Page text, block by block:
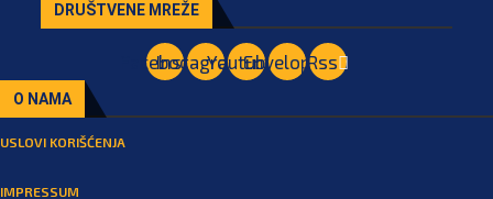
DRUŠTVENE MREŽE
Facebook
Instagram
YoutubeEnvelopeRss
O NAMA
USLOVI KORIŠĆENJA
IMPRESSUM